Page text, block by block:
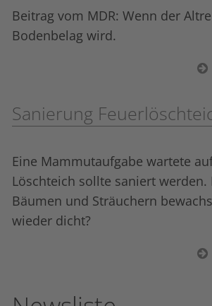
Beitrag vom MDR: Wenn der
Bodenbelag wird.
Sanierung
Eine Mammutaufgabe wartete
Löschteich sollte saniert
Bäumen und Sträuchern
wieder dicht?